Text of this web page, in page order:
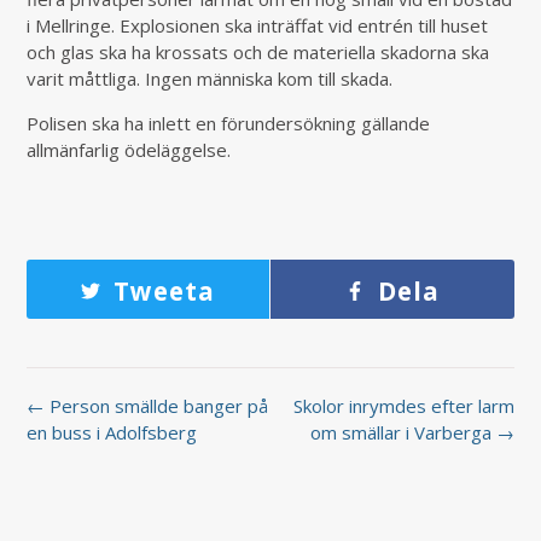
i Mellringe. Explosionen ska inträffat vid entrén till huset
och glas ska ha krossats och de materiella skadorna ska
varit måttliga. Ingen människa kom till skada.
Polisen ska ha inlett en förundersökning gällande
allmänfarlig ödeläggelse.
Tweeta Dela
← Person smällde banger på
en buss i Adolfsberg
Skolor inrymdes efter larm
om smällar i Varberga →